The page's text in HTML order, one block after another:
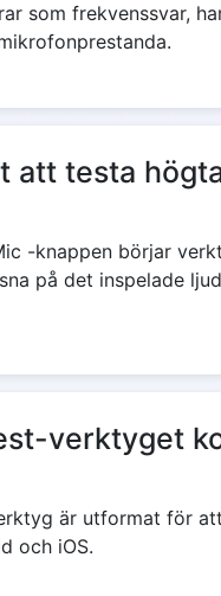
som frekvenssvar,
att testa
-knappen börjar
på det inspelade
verktyget
är utformat för
och iOS.